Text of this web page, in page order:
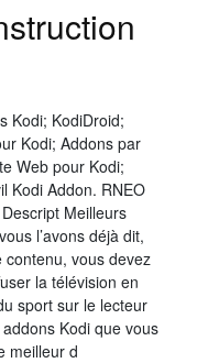
Kodi; KodiDroid;
Kodi; Addons par
Web pour Kodi;
Kodi Addon. RNEO
Meilleurs
l’avons déjà dit,
contenu, vous devez
la télévision en
sport sur le lecteur
Kodi que vous
meilleur d